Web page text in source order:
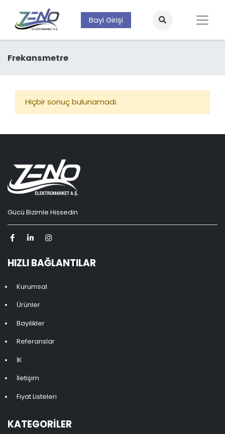
Bayi Girişi
Frekansmetre
Hiçbir sonuç bulunamadı.
Gücü Bizimle Hissedin
HIZLI BAĞLANTILAR
Kurumsal
Ürünler
Bayilikler
Referanslar
İK
İletişim
Fiyat Listeleri
KATEGORILER